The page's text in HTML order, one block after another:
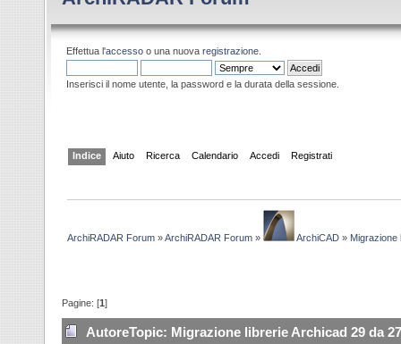
Effettua l'accesso o una nuova registrazione.
Inserisci il nome utente, la password e la durata della sessione.
Indice Aiuto Ricerca Calendario Accedi Registrati
ArchiRADAR Forum »ArchiRADAR Forum » ArchiCAD » Migrazione
Pagine: [1]
AutoreTopic: Migrazione librerie Archicad 29 da